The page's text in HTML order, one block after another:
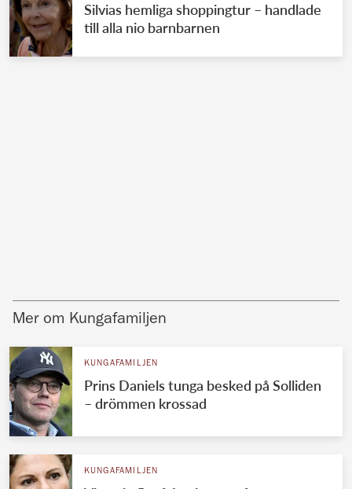
Silvias hemliga shoppingtur – handlade
till alla nio barnbarnen
Mer om Kungafamiljen
KUNGAFAMILJEN
Prins Daniels tunga besked på Solliden
– drömmen krossad
KUNGAFAMILJEN